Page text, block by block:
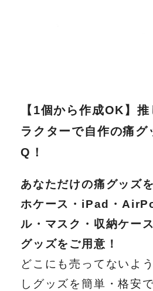
【1個から作成OK】
ラクターで自作の痛
Q！
あなただけの痛グッズ
ホケース・iPad・
ル・マスク・収納ケー
グッズをご用意！
どこにも売ってないよ
しグッズを簡単・格安